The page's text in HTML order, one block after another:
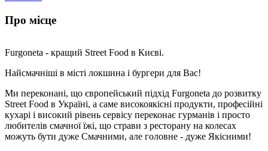
Про місце
Furgoneta - кращий Street Food в Києві.
Найсмачніші в місті локшина і бургери для Вас!
Ми переконані, що європейський підхід Furgoneta до розвитку
Street Food в Україні, а саме високоякісні продукти, професійні
кухарі і високий рівень сервісу переконає гурманів і просто
любителів смачної їжі, що страви з ресторану на колесах
можуть бути дуже Смачними, але головне - дуже Якісними!